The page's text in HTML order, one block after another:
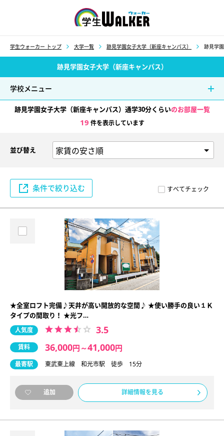
学生ウォーカー トップ 大学一覧 跡見学園女子大学（新座キャンパス） 跡見学
跡見学園女子大学（新座キャンパス）
学校メニュー
跡見学園女子大学（新座キャンパス）通学30分くらいのお部屋一覧
19 件を表示しています
すべてチェック
並び替え
条件で絞り込む
★全室ロフト完備♪天井が高い開放的な空間♪ ★使い勝手の良い１Ｋ
タイプの間取り！ ★光フ…
人気度 3.5
賃料 36,000円 ～41,000円
最寄駅 東武東上線 和光市駅 徒歩 15分
追加 詳細情報を見る